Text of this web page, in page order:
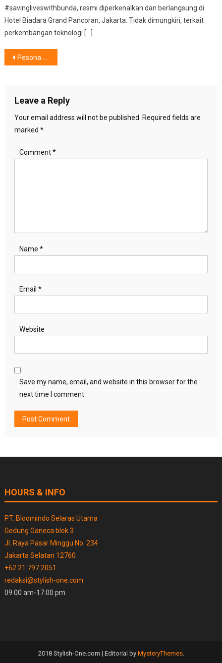
#savingliveswithbunda, resmi diperkenalkan dan berlangsung di
Hotel Biadara Grand Pancoran, Jakarta. Tidak dimungkiri, terkait
perkembangan teknologi […]
Post
Pesona ZETRIX MISS UNIVERSE INDONESIA 2025, Kecantikan Fisik Juga Intelektual
Leave a Reply
Your email address will not be published.
Required fields are
marked *
Comment*
Name *
Email *
Website
Save my name, email, and website in this browser for the
next time I comment.
HOURS & INFO
PT. Bloomindo Selaras Utama
Gedung Ganeca blok 3
Jl. Raya Pasar Minggu No. 234
Jakarta Selatan 12760
+62 21 797 2051
redaksi@stylish-one.com
09.00 am-17.00 pm
2018 Stylish-One.com | Editorial by MysteryThemes.